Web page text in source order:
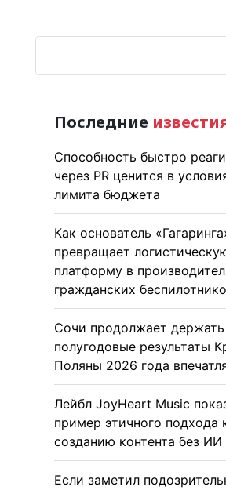
Последние
Способность быстро
через PR ценится в
лимита бюджета
Как основатель
превращает
платформу в
гражданских
Сочи продолжает
полугодовые результаты
Поляны 2026 года
Лейбл JoyHeart Music
пример этичного подхода
созданию контента без ИИ
Если заметил